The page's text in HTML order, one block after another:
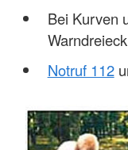
Bei Kurven
Notruf 112